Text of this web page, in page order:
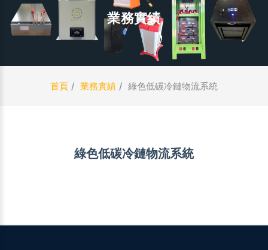
業務實績
首頁 業務實績 綠色低碳冷鏈物流系統
綠色低碳冷鏈物流系統